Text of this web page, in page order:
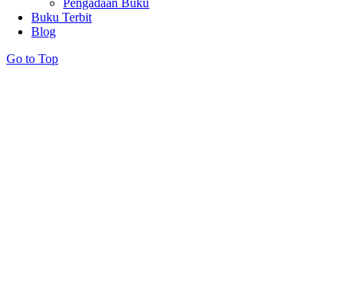
Pengadaan Buku
Buku Terbit
Blog
Go to Top